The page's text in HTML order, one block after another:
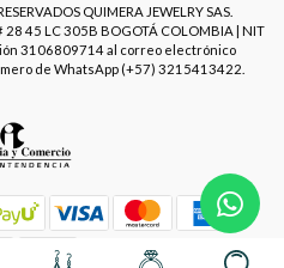
QUIMERA JEWELRY SAS.
28 45 LC 305B BOGOTÁ COLOMBIA | NIT
3106809714 al correo electrónico
de WhatsApp (+57) 3215413422.